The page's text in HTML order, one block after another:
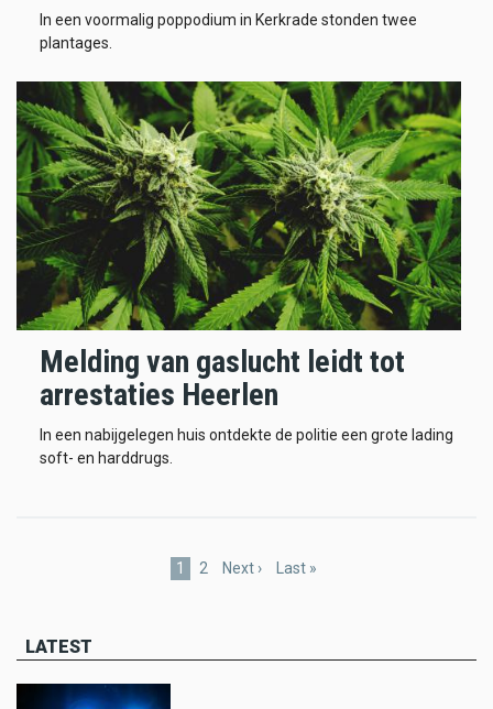
In een voormalig poppodium in Kerkrade stonden twee
plantages.
Melding van gaslucht leidt tot
arrestaties Heerlen
In een nabijgelegen huis ontdekte de politie een grote lading
soft- en harddrugs.
Current
1 Page
2
Next
Next ›
Last
Last »
LATEST